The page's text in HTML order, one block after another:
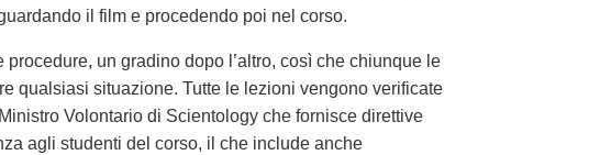
il film e procedendo poi nel corso.
procedure, un gradino dopo l’altro, così che chiunque le
qualsiasi situazione. Tutte le lezioni vengono verificate
Volontario di Scientology che fornisce direttive
agli studenti del corso, il che include anche